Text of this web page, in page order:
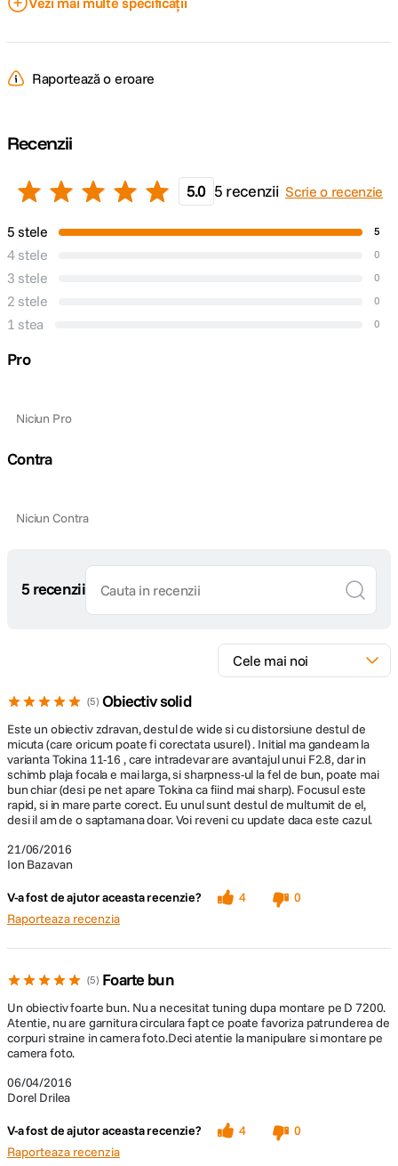
Plaja diafragme
Raportează o eroare
Recenzii
5.0 5 recenzii Scrie o recenzie
5 stele 5
4 stele 0
3 stele 0
2 stele 0
1 stea 0
Pro
Niciun Pro
Contra
Niciun Contra
5 recenzii
5 Obiectiv solid
21/06/2016
Ion Bazavan
Este un obiectiv zdravan, destul de wide si cu distorsiune destul de
micuta (care oricum poate fi corectata usurel) . Initial ma gandeam la
varianta Tokina 11-16 , care intradevar are avantajul unui F2.8, dar in
schimb plaja focala e mai larga, si sharpness-ul la fel de bun, poate mai
bun chiar (desi pe net apare Tokina ca fiind mai sharp). Focusul este
rapid, si in mare parte corect. Eu unul sunt destul de multumit de el,
desi il am de o saptamana doar. Voi reveni cu update daca este cazul.
V-a fost de ajutor aceasta recenzie? 4
0
Raporteaza recenzia
5 Foarte bun
06/04/2016
Dorel Drilea
Un obiectiv foarte bun. Nu a necesitat tuning dupa montare pe D 7200.
Atentie, nu are garnitura circulara fapt ce poate favoriza patrunderea de
corpuri straine in camera foto.Deci atentie la manipulare si montare pe
camera foto.
V-a fost de ajutor aceasta recenzie? 4
0
Raporteaza recenzia